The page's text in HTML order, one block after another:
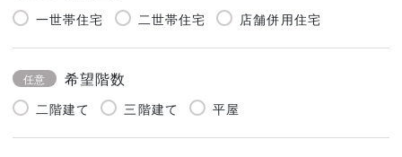
一世帯住宅 二世帯住宅 店舗併用住宅
任意 希望階数
二階建て 三階建て 平屋